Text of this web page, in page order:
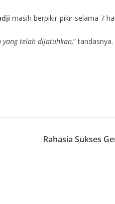
masih berpikir-pikir selama 7
yang telah dijatuhkan,” tandasnya.
Rahasia Sukses